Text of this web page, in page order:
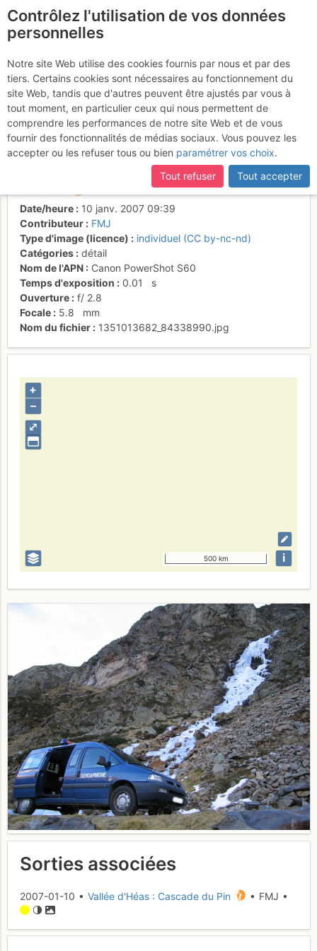
certaines pages ne sont plus accessibles, manquantes ou
incomplètes, déconnectez-vous puis reconnectez-vous à votre
compte sur le site.
La Maréchaussée vous
surveille ? Non c'est le
service de secours
express au pied des voies !
Date/heure
10 janv. 2007 09:39
Contributeur
FMJ
Type d'image (licence)
individuel (CC by-nc-nd)
Catégories
détail
Nom de l'APN
Canon PowerShot S60
Temps d'exposition
0.01
s
Ouverture
f/ 2.8
Focale
5.8
mm
Nom du fichier
1351013682_84338990.jpg
⤢
+
–
500 km i
Sorties associées
2007-01-10 • Vallée d'Héas : Cascade du Pin • FMJ •
Contrôlez l'utilisation de vos données
personnelles
Notre site Web utilise des cookies fournis par nous et par des
tiers. Certains cookies sont nécessaires au fonctionnement du
site Web, tandis que d'autres peuvent être ajustés par vous à
tout moment, en particulier ceux qui nous permettent de
comprendre les performances de notre site Web et de vous
fournir des fonctionnalités de médias sociaux. Vous pouvez les
accepter ou les refuser tous ou bien paramétrer vos choix.
Tout refuser
Tout accepter